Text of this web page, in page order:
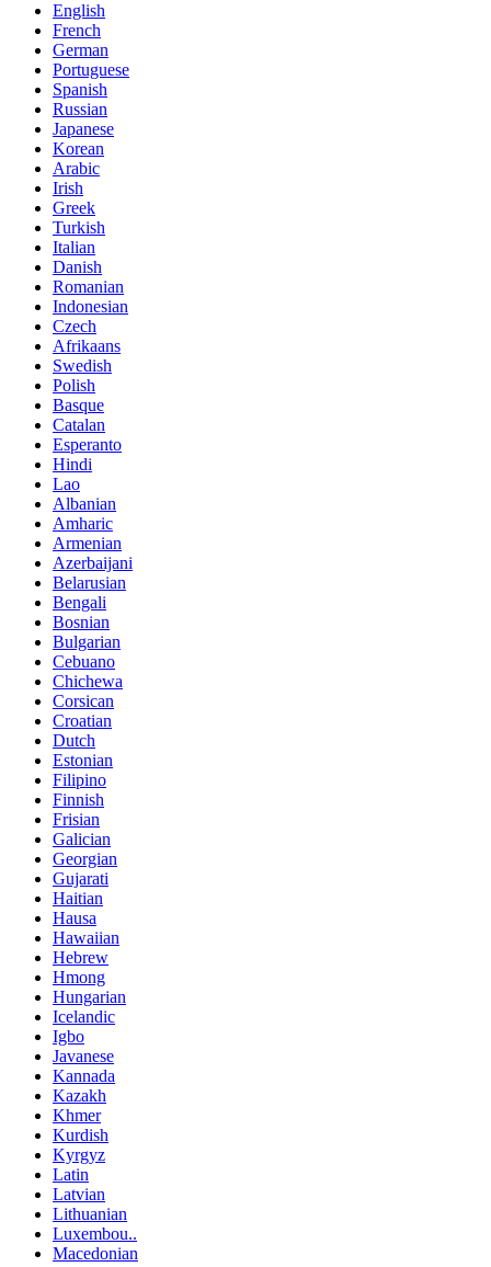
English
French
German
Portuguese
Spanish
Russian
Japanese
Korean
Arabic
Irish
Greek
Turkish
Italian
Danish
Romanian
Indonesian
Czech
Afrikaans
Swedish
Polish
Basque
Catalan
Esperanto
Hindi
Lao
Albanian
Amharic
Armenian
Azerbaijani
Belarusian
Bengali
Bosnian
Bulgarian
Cebuano
Chichewa
Corsican
Croatian
Dutch
Estonian
Filipino
Finnish
Frisian
Galician
Georgian
Gujarati
Haitian
Hausa
Hawaiian
Hebrew
Hmong
Hungarian
Icelandic
Igbo
Javanese
Kannada
Kazakh
Khmer
Kurdish
Kyrgyz
Latin
Latvian
Lithuanian
Luxembou..
Macedonian